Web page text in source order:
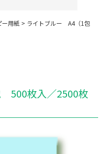
ー用紙 > ライトブルー A4（1包
500枚入／2500枚